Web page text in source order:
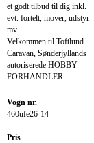
et godt tilbud til dig inkl.
evt. fortelt, mover, udstyr
mv.
Velkommen til Toftlund
Caravan, Sønderjyllands
autoriserede HOBBY
FORHANDLER.
Vogn nr.
460ufe26-14
Pris